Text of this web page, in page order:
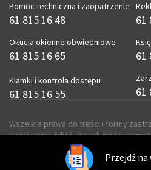
Pomoc techniczna i zaopatrzenie
61 815 16 48
Okucia okienne obwiedniowe
61 815 16 65
Klamki i kontrola dostępu
61 815 16 55
61
61
61
Wszelkie prawa do treści i formy
Kopiowanie zdjęć i innych treści
Przejdź na